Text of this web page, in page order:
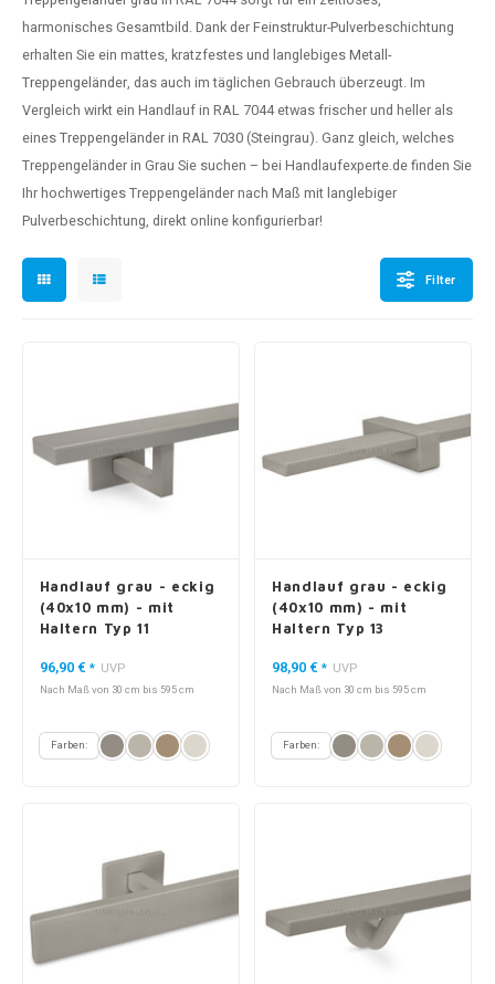
harmonisches Gesamtbild. Dank der Feinstruktur-Pulverbeschichtung
erhalten Sie ein mattes, kratzfestes und langlebigesMetall-
Treppengeländer, das auch im täglichen Gebrauch überzeugt. Im
Vergleich wirkt ein Handlauf in RAL 7044 etwas frischer und heller als
einesTreppengeländer in RAL 7030(Steingrau). Ganz gleich, welches
Treppengeländer in Grau Sie suchen – bei Handlaufexperte.de finden Sie
Ihr hochwertiges Treppengeländer nach Maß mit langlebiger
Pulverbeschichtung, direkt online konfigurierbar!
Filter
Handlauf grau - eckig
(40x10 mm) - mit
Haltern Typ 11
96,90 € * UVP
Nach Maß von 30 cm bis 595 cm
Farben:
Handlauf grau - eckig
(40x10 mm) - mit
Haltern Typ 13
98,90 € * UVP
Nach Maß von 30 cm bis 595 cm
Farben: